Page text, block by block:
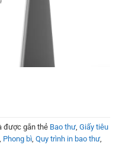
được gắn thẻ Bao thư, Giấy tiêu
, Phong bì, Quy trình in bao thư,